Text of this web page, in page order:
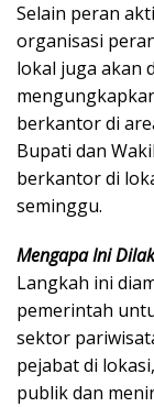
Selain peran
organisasi
lokal juga akan
berkantor di
Bupati dan
berkantor di
seminggu.
Mengapa Ini
Langkah ini
pemerintah
sektor
pejabat di
publik dan